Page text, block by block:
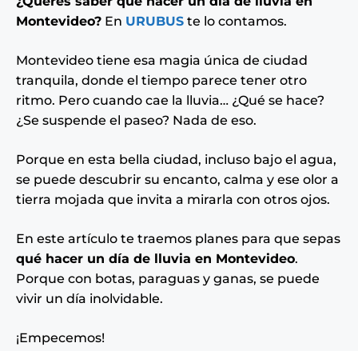
Montevideo? En URUBUS te lo contamos.
Montevideo tiene esa magia única de ciudad
tranquila, donde el tiempo parece tener otro
ritmo. Pero cuando cae la lluvia… ¿Qué se hace?
¿Se suspende el paseo? Nada de eso.
Porque en esta bella ciudad, incluso bajo el agua,
se puede descubrir su encanto, calma y ese olor a
tierra mojada que invita a mirarla con otros ojos.
En este artículo te traemos planes para que sepas
qué hacer un día de lluvia en Montevideo.
Porque con botas, paraguas y ganas, se puede
vivir un día inolvidable.
¡Empecemos!